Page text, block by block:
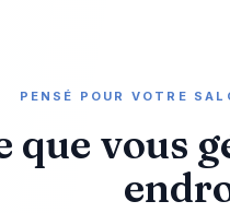
PENSÉ POUR VOTRE
que vous